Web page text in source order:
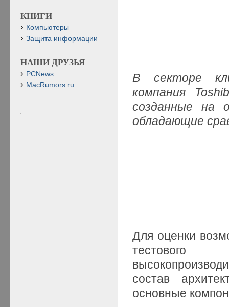
В секторе
компания
созданные на
обладающие
Для оценки
тестового
состав
основные
КНИГИ
Компьютеры
Защита информации
НАШИ ДРУЗЬЯ
PCNews
MacRumors.ru